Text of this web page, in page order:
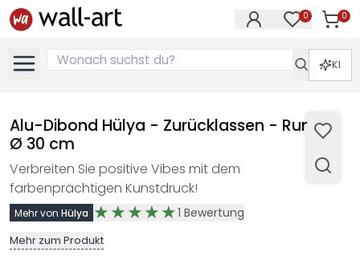
0 0
KI
Alu-Dibond Hülya - Zurücklassen - Rund -
Ø 30 cm
Verbreiten Sie positive Vibes mit dem
farbenprächtigen Kunstdruck!
Mehr von Hülya 1 Bewertung
Mehr zum Produkt